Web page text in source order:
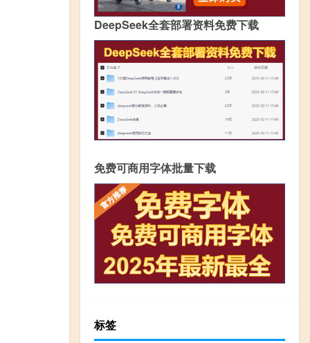
DeepSeek全套部署资料免费下载
免费可商用字体批量下载
标签